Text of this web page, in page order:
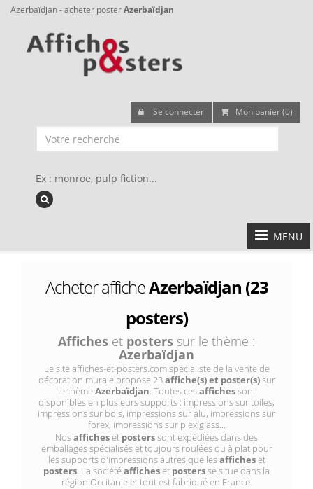
Azerbaïdjan - acheter posterAzerbaïdjan
Se connecter Mon panier (0)
Ex : monroe, pulp fiction...
MENU
Acheter afficheAzerbaïdjan (23
posters)
Affiches et posters sur le thème :
Azerbaïdjan
Le site affiches-et-posters.com spécialiste de la vente de
décoration murale propose 23affiche(s) et poster(s)sur
le thèmeAzerbaïdjan. Toutes cesaffichessont
disponibles en plusieurs supports : impressions sur toiles,
impressions sur bois, impressions sur alu, impressions sur
forex, impressions sur plexiglass...
Nosafficheset posterssont expédiées dans des
emballages spécialisés et toujours roulées ou à plat pour
les supports d'impressions autres que lesafficheset
posters. La sociétéafficheset postersse situe dans la
région Occitanie et tout est fabriqué en France.